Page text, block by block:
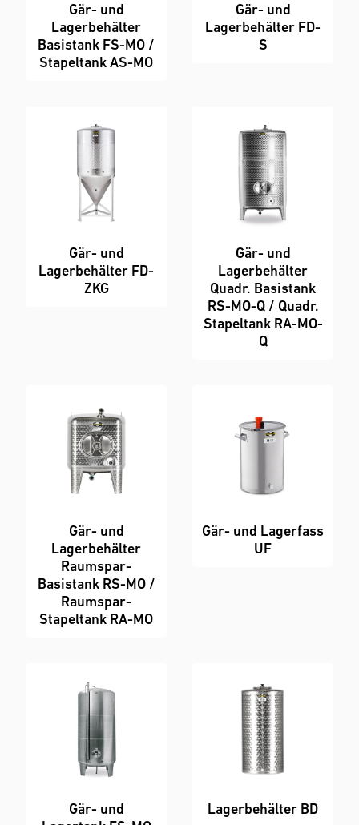
Gär- und
Lagerbehälter
Basistank FS-MO /
Stapeltank AS-MO
Gär- und
Lagerbehälter FD-
S
Gär- und
Lagerbehälter FD-
ZKG
Gär- und
Lagerbehälter
Quadr. Basistank
RS-MO-Q / Quadr.
Stapeltank RA-MO-
Q
Gär- und
Lagerbehälter
Raumspar-
Basistank RS-MO /
Raumspar-
Stapeltank RA-MO
Gär- und Lagerfass
UF
Gär- und
Lagerbehälter BD